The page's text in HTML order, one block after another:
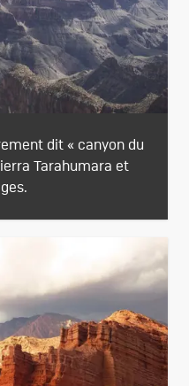
dit « canyon du
Tarahumara et